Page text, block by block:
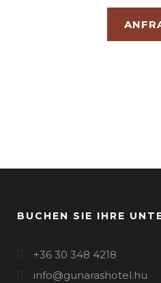
BUCHEN SIE IHRE
+36 30 348 4218
info@gunarashotel.hu